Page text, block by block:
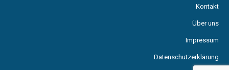
Kontakt
Über uns
Impressum
Datenschutzerklärung